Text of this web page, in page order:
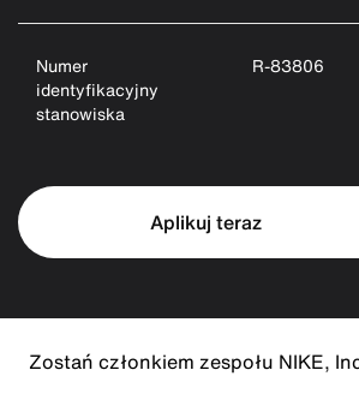
Numer
identyfikacyjny
stanowiska
R-83806
Aplikuj teraz
Zostań członkiem zespołu NIKE,